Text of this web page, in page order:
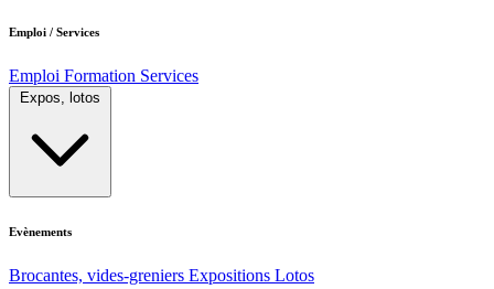
Emploi / Services
Emploi Formation Services
Expos, lotos
Evènements
Brocantes, vides-greniers Expositions Lotos